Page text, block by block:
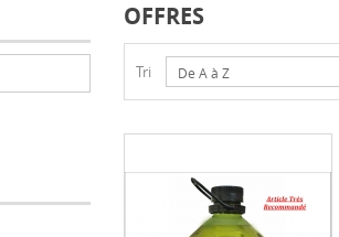
OFFRES
Tri De A à Z